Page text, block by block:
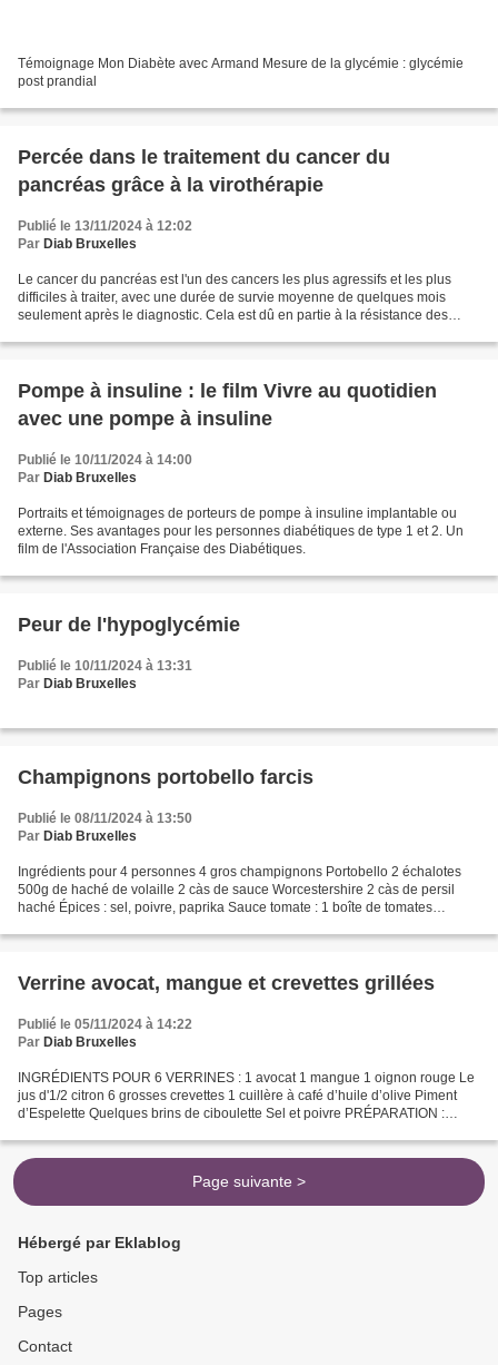
Témoignage Mon Diabète avec Armand Mesure de la glycémie : glycémie
post prandial
Percée dans le traitement du cancer du
pancréas grâce à la virothérapie
Publié le 13/11/2024 à 12:02
Par Diab Bruxelles
Le cancer du pancréas est l'un des cancers les plus agressifs et les plus
difficiles à traiter, avec une durée de survie moyenne de quelques mois
seulement après le diagnostic. Cela est dû en partie à la résistance des
Pompe à insuline : le film Vivre au quotidien
avec une pompe à insuline
Publié le 10/11/2024 à 14:00
Par Diab Bruxelles
Portraits et témoignages de porteurs de pompe à insuline implantable ou
externe. Ses avantages pour les personnes diabétiques de type 1 et 2. Un
film de l'Association Française des Diabétiques.
Peur de l'hypoglycémie
Publié le 10/11/2024 à 13:31
Par Diab Bruxelles
Champignons portobello farcis
Publié le 08/11/2024 à 13:50
Par Diab Bruxelles
Ingrédients pour 4 personnes 4 gros champignons Portobello 2 échalotes
500g de haché de volaille 2 càs de sauce Worcestershire 2 càs de persil
haché Épices : sel, poivre, paprika Sauce tomate : 1 boîte de tomates
Verrine avocat, mangue et crevettes grillées
Publié le 05/11/2024 à 14:22
Par Diab Bruxelles
INGRÉDIENTS POUR 6 VERRINES : 1 avocat 1 mangue 1 oignon rouge Le
jus d'1/2 citron 6 grosses crevettes 1 cuillère à café d’huile d’olive Piment
d’Espelette Quelques brins de ciboulette Sel et poivre PRÉPARATION :
Page suivante >
Hébergé par Eklablog
Top articles
Pages
Contact